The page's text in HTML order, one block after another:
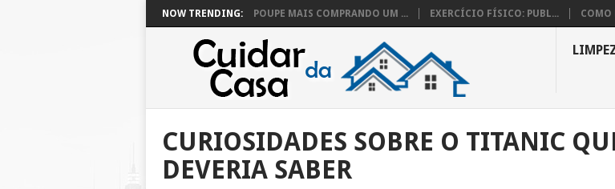
NOW TRENDING: POUPE MAIS COMPRANDO UM ... EXERCÍCIO FÍSICO: PUBL... COMO
CURIOSIDADES SOBRE O TITANIC
DEVERIA SABER